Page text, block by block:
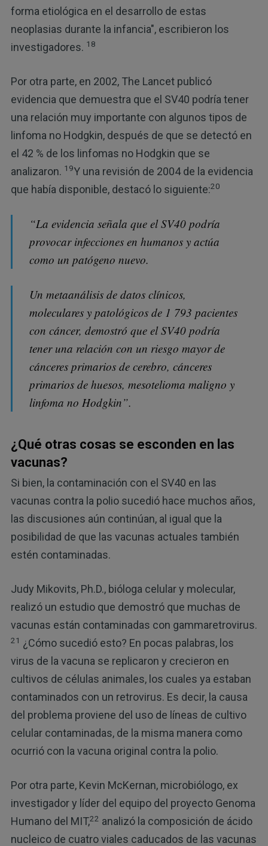
forma etiológica en el desarrollo de estas
neoplasias durante la infancia", escribieron los
investigadores. 18
Por otra parte, en 2002, The Lancet publicó
evidencia que demuestra que el SV40 podría tener
una relación muy importante con algunos tipos de
linfoma no Hodgkin, después de que se detectó en
el 42 % de los linfomas no Hodgkin que se
analizaron. 19Y una revisión de 2004 de la evidencia
que había disponible, destacó lo siguiente:20
“La evidencia señala que el SV40 podría
provocar infecciones en humanos y actúa
como un patógeno nuevo.
Un metaanálisis de datos clínicos,
moleculares y patológicos de 1 793 pacientes
con cáncer, demostró que el SV40 podría
tener una relación con un riesgo mayor de
cánceres primarios de cerebro, cánceres
primarios de huesos, mesotelioma maligno y
linfoma no Hodgkin”.
¿Qué otras cosas se esconden en las
vacunas?
Si bien, la contaminación con el SV40 en las
vacunas contra la polio sucedió hace muchos años,
las discusiones aún continúan, al igual que la
posibilidad de que las vacunas actuales también
estén contaminadas.
Judy Mikovits, Ph.D., bióloga celular y molecular,
realizó un estudio que demostró que muchas de
vacunas están contaminadas con gammaretrovirus.
21 ¿Cómo sucedió esto? En pocas palabras, los
virus de la vacuna se replicaron y crecieron en
cultivos de células animales, los cuales ya estaban
contaminados con un retrovirus. Es decir, la causa
del problema proviene del uso de líneas de cultivo
celular contaminadas, de la misma manera como
ocurrió con la vacuna original contra la polio.
Por otra parte, Kevin McKernan, microbiólogo, ex
investigador y líder del equipo del proyecto Genoma
Humano del MIT,22 analizó la composición de ácido
nucleico de cuatro viales caducados de las vacunas